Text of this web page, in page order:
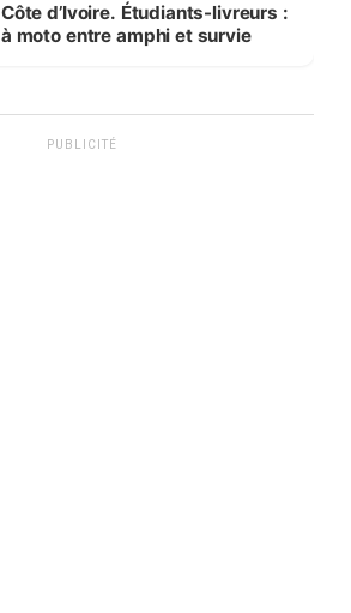
Côte d’Ivoire. Étudiants-livreurs :
à moto entre amphi et survie
PUBLICITÉ